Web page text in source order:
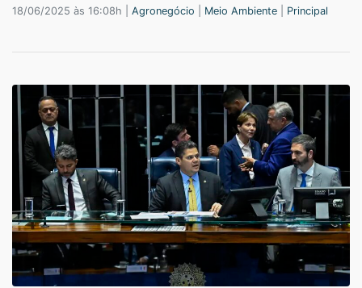
18/06/2025 às 16:08h | Agronegócio Meio Ambiente Principal